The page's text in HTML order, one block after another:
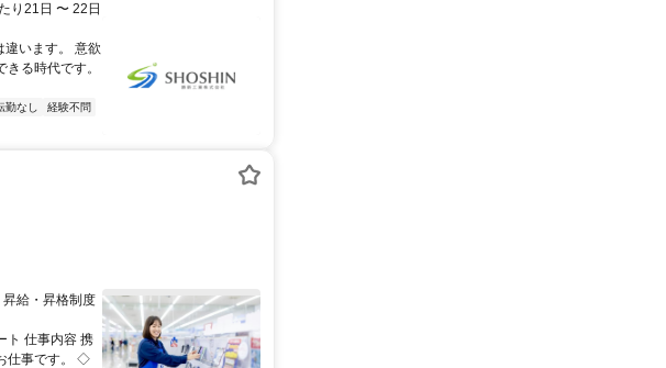
り21日 〜 22日
います。 意欲
る時代です。
勤なし
経験不問
給・昇格制度
ト 仕事内容 携
仕事です。 ◇